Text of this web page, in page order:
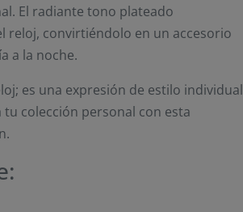
El radiante tono plateado
reloj, convirtiéndolo en un accesorio
a la noche.
es una expresión de estilo individual
colección personal con esta